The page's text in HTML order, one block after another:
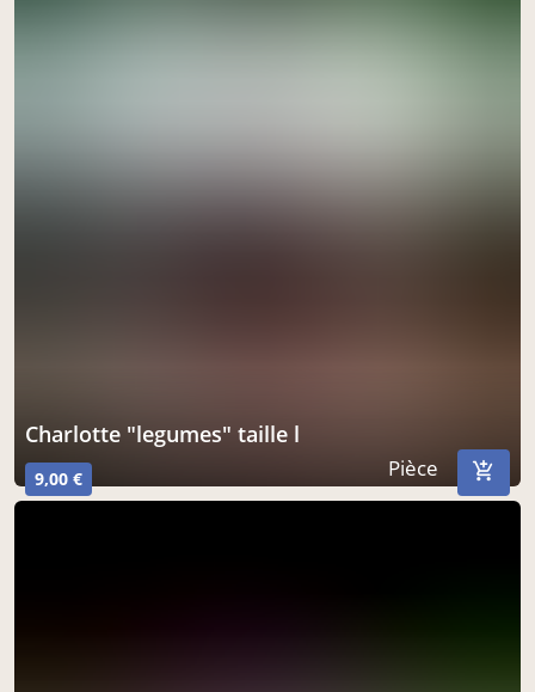
charlotte "legumes" taille l
9,00 € Pièce